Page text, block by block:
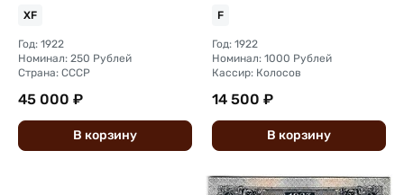
XF
Год: 1922
Номинал: 250 Рублей
Страна: СССР
45 000 ₽
В корзину
F
Год: 1922
Номинал: 1000 Рублей
Кассир: Колосов
14 500 ₽
В корзину